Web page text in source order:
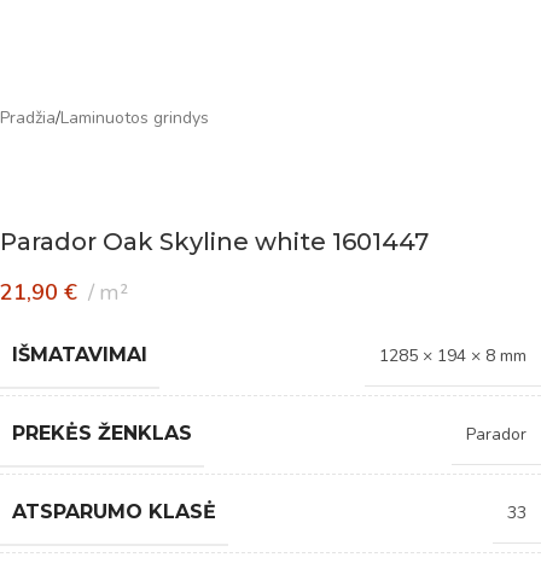
Pradžia/Laminuotos grindys
Parador Oak Skyline white 1601447
21,90 € m²
IŠMATAVIMAI 1285 × 194 × 8 mm
PREKĖS ŽENKLAS Parador
ATSPARUMO KLASĖ 33